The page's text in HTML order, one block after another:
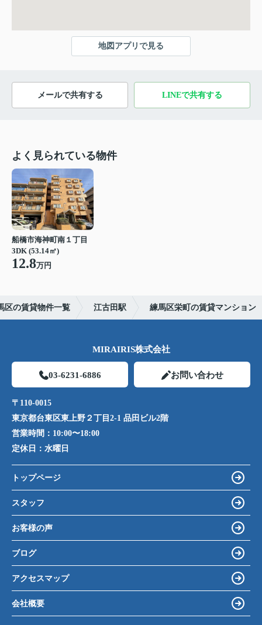
地図アプリで見る
メールで共有する LINEで共有する
よく見られている物件
船橋市海神町南１丁目
3DK (53.14㎡)
12.8万円
区の賃貸物件一覧 江古田駅 練馬区栄町の賃貸マンション
MIRAIRIS株式会社
03-6231-6886 お問い合わせ
〒110-0015
東京都台東区東上野２丁目2-1 品田ビル2階
営業時間： 10:00〜18:00
定休日： 水曜日
トップページ
スタッフ
お客様の声
ブログ
アクセスマップ
会社概要